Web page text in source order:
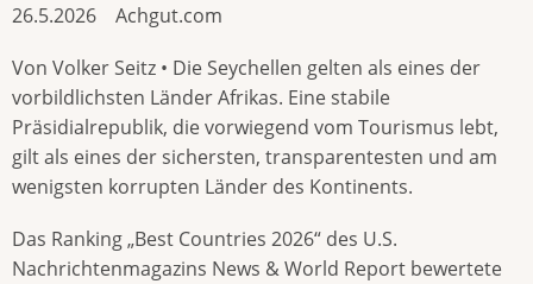
26.5.2026 Achgut.com
Von Volker Seitz • Die Seychellen gelten als eines der
vorbildlichsten Länder Afrikas. Eine stabile
Präsidialrepublik, die vorwiegend vom Tourismus lebt,
gilt als eines der sichersten, transparentesten und am
wenigsten korrupten Länder des Kontinents.
Das Ranking „Best Countries 2026“ des U.S.
Nachrichtenmagazins News & World Report bewertete